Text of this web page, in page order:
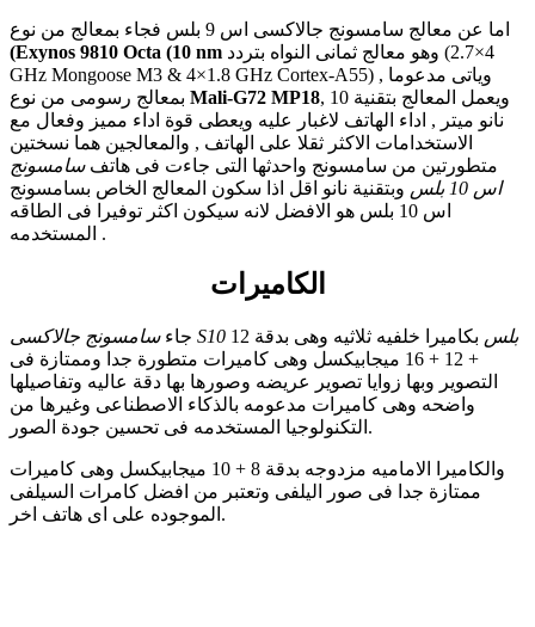
اما عن معالج سامسونج جالاكسى اس 9 بلس فجاء بمعالج من نوع
(Exynos 9810 Octa (10 nm
GHz Mongoose M3 & 4×1.8 GHz Cortex-A55) , وياتى مدعوما
Mali-G72 MP18, ويعمل المعالج بتقنية 10
نانو ميتر , اداء الهاتف لاغبار عليه ويعطى قوة اداء مميز وفعال مع
الاستخدامات الاكثر ثقلا على الهاتف , والمعالجين هما نسختين
متطورتين من سامسونج واحدثها التى جاءت فى هاتفسامسونج
اس 10 بلس
وبتقنية نانو اقل اذا سكون المعالج الخاص بسامسونج
اس 10 بلس هو الافضل لانه سيكون اكثر توفيرا فى الطاقه
المستخدمه .
الكاميرات
جاء سامسونج جالاكسى S10 بلس
بكاميرا خلفيه ثلاثيه وهى بدقة 12
+ 12 + 16 ميجابيكسل وهى كاميرات متطورة جدا وممتازة فى
التصوير وبها زوايا تصوير عريضه وصورها بها دقة عاليه وتفاصيلها
واضحه وهى كاميرات مدعومه بالذكاء الاصطناعى وغيرها من
التكنولوجيا المستخدمه فى تحسين جودة الصور.
والكاميرا الاماميه مزدوجه بدقة 8 + 10 ميجابيكسل وهى كاميرات
ممتازة جدا فى صور اليلفى وتعتبر من افضل كامرات السيلفى
الموجوده على اى هاتف اخر.